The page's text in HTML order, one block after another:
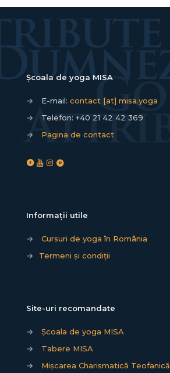
Școala de yoga MISA
→ E-mail: contact [at] misa.yoga
→
Telefon: +40 21 42 42 369
→
Pagina de contact
Informații utile
→
Cursuri de yoga în România
→
Termeni și condiții
Site-uri recomandate
→
Școala de yoga MISA
→
Tabere MISA
→
Mișcarea Charismatică Teofanică